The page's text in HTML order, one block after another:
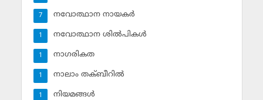
നവോത്ഥാന നായകര്‍
7
നവോത്ഥാന ശില്‍പികള്‍
1
നാഗരികത
1
നാലാം തക്ബീറില്‍
1
നിയമങ്ങള്‍
1